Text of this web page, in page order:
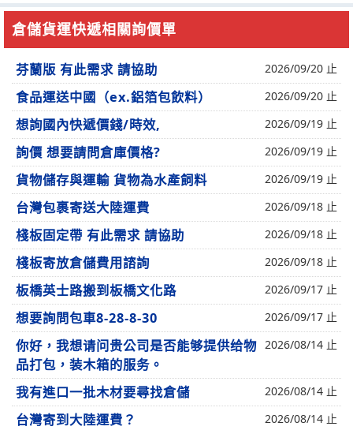
倉儲貨運快遞相關詢價單
芬蘭版 有此需求 請協助 2026/09/20 止
食品運送中國（ex.鋁箔包飲料） 2026/09/20 止
想詢國內快遞價錢/時效, 2026/09/19 止
詢價 想要請問倉庫價格? 2026/09/19 止
貨物儲存與運輸 貨物為水產飼料 2026/09/19 止
台灣包裹寄送大陸運費 2026/09/18 止
棧板固定帶 有此需求 請協助 2026/09/18 止
棧板寄放倉儲費用諮詢 2026/09/18 止
板橋英士路搬到板橋文化路 2026/09/17 止
想要詢問包車8-28-8-30 2026/09/17 止
你好，我想请问贵公司是否能够提供给物
品打包，装木箱的服务。
2026/08/14 止
我有進口一批木材要尋找倉儲 2026/08/14 止
台灣寄到大陸運費？ 2026/08/14 止